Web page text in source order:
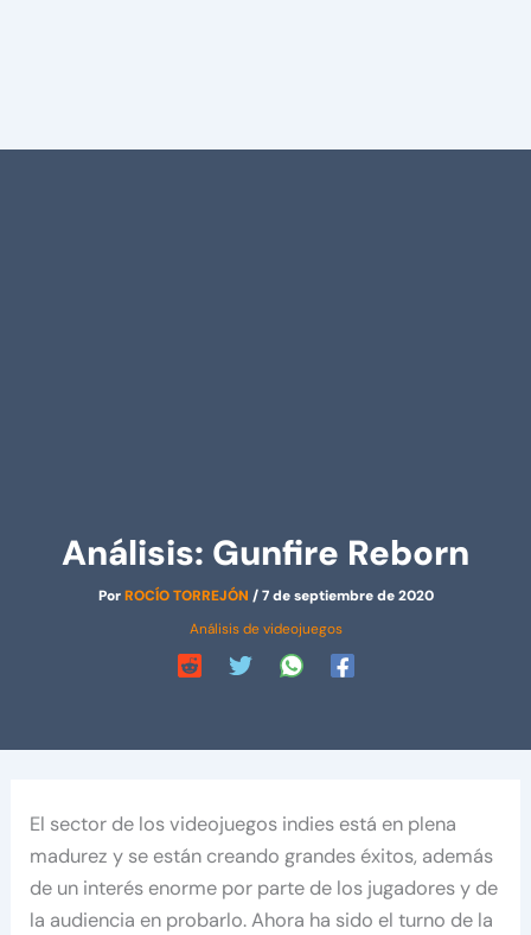
Análisis: Gunfire Reborn
PorROCÍO TORREJÓN /7 de septiembre de 2020
Análisis de videojuegos
El sector de los videojuegos indies está en plena
madurez y se están creando grandes éxitos, además
de un interés enorme por parte de los jugadores y de
la audiencia en probarlo. Ahora ha sido el turno de la